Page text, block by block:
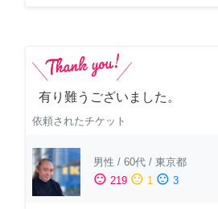
有り難うございました。
依頼されたチケット
男性 / 60代 / 東京都
sentiment_satisfied 219 sentiment_neutral 1 sentiment_dissatisfied 3